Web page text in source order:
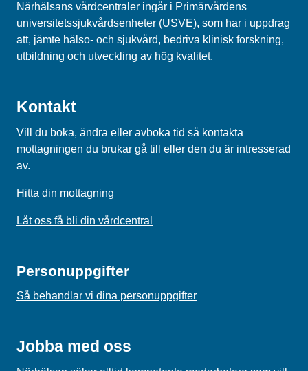
Närhälsans vårdcentraler ingår i Primärvårdens
universitetssjukvårdsenheter (USVE), som har i uppdrag
att, jämte hälso- och sjukvård, bedriva klinisk forskning,
utbildning och utveckling av hög kvalitet.
Kontakt
Vill du boka, ändra eller avboka tid så kontakta
mottagningen du brukar gå till eller den du är intresserad
av.
Hitta din mottagning
Låt oss få bli din vårdcentral
Personuppgifter
Så behandlar vi dina personuppgifter
Jobba med oss